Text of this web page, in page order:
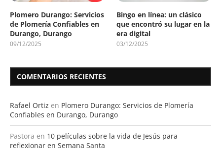
Plomero Durango: Servicios
de Plomería Confiables en
Durango, Durango
09/12/2025
Bingo en línea: un clásico
que encontró su lugar en la
era digital
03/12/2025
COMENTARIOS RECIENTES
Rafael Ortiz en Plomero Durango: Servicios de Plomería
Confiables en Durango, Durango
Pastora en 10 películas sobre la vida de Jesús para
reflexionar en Semana Santa